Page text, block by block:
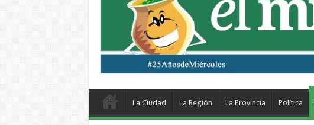
La Ciudad La Región La Provincia Política